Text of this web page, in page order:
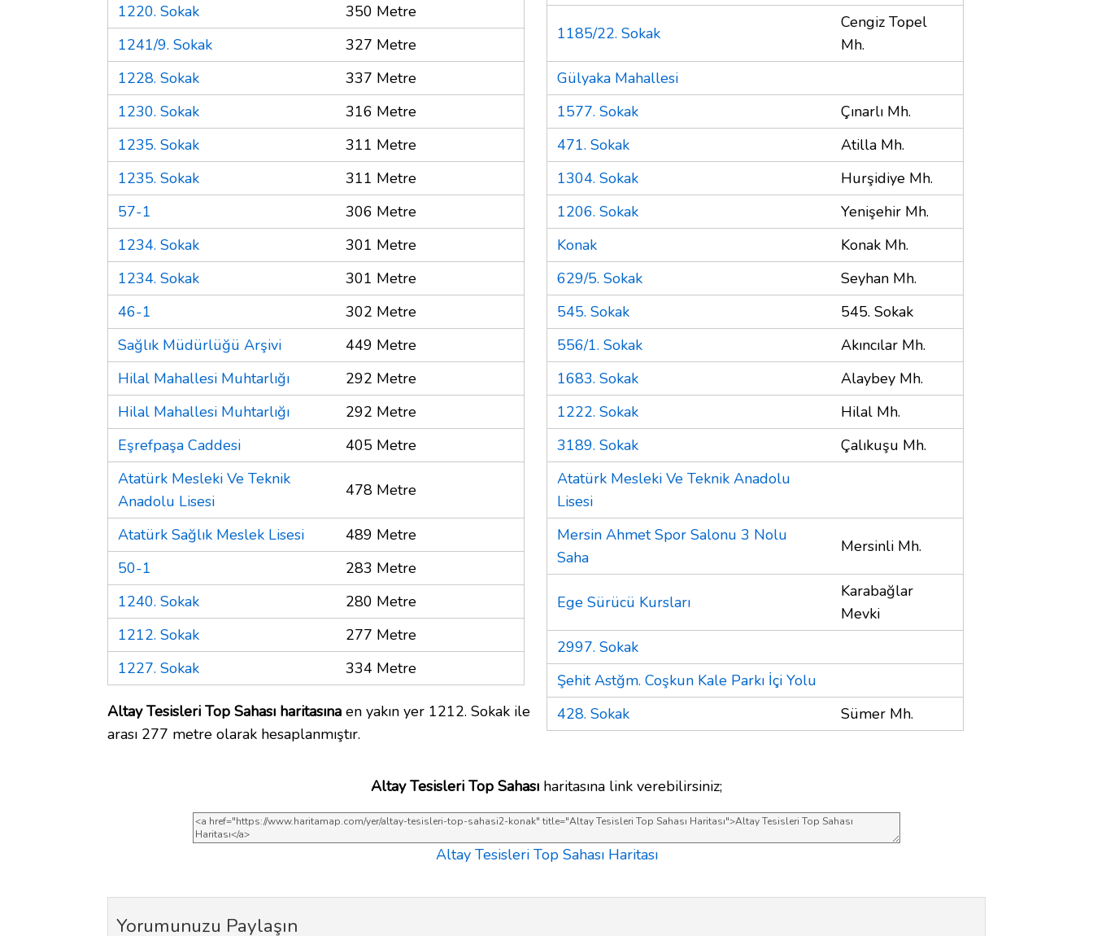
1220. Sokak
350 Metre
1241/9. Sokak
327 Metre
1228. Sokak
337 Metre
1230. Sokak
316 Metre
1235. Sokak
311 Metre
1235. Sokak
311 Metre
57-1
306 Metre
1234. Sokak
301 Metre
1234. Sokak
301 Metre
46-1
302 Metre
Sağlık Müdürlüğü Arşivi
449 Metre
Hilal Mahallesi Muhtarlığı
292 Metre
Hilal Mahallesi Muhtarlığı
292 Metre
Eşrefpaşa Caddesi
405 Metre
Atatürk Mesleki Ve Teknik
Anadolu Lisesi
478 Metre
Atatürk Sağlık Meslek Lisesi
489 Metre
50-1
283 Metre
1240. Sokak
280 Metre
1212. Sokak
277 Metre
1227. Sokak
334 Metre
Altay Tesisleri Top Sahası haritasına en yakın yer 1212. Sokak ile
arası 277 metre olarak hesaplanmıştır.
1185/22. Sokak
Cengiz Topel
Mh.
Gülyaka Mahallesi
1577. Sokak
Çınarlı Mh.
471. Sokak
Atilla Mh.
1304. Sokak
Hurşidiye Mh.
1206. Sokak
Yenişehir Mh.
Konak
Konak Mh.
629/5. Sokak
Seyhan Mh.
545. Sokak
545. Sokak
556/1. Sokak
Akıncılar Mh.
1683. Sokak
Alaybey Mh.
1222. Sokak
Hilal Mh.
3189. Sokak
Çalıkuşu Mh.
Atatürk Mesleki Ve Teknik Anadolu
Lisesi
Mersin Ahmet Spor Salonu 3 Nolu
Saha
Mersinli Mh.
Ege Sürücü Kursları
Karabağlar
Mevki
2997. Sokak
Şehit Astğm. Coşkun Kale Parkı İçi Yolu
428. Sokak
Sümer Mh.
Altay Tesisleri Top Sahası haritasına link verebilirsiniz;
Altay Tesisleri Top Sahası Haritası
Yorumunuzu Paylaşın